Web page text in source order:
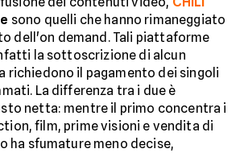
sono quelli che hanno rimaneggiato
dell'on demand. Tali piattaforme
la sottoscrizione di alcun
richiedono il pagamento dei singoli
La differenza tra i due è
netta: mentre il primo concentra i
film, prime visioni e vendita di
ha sfumature meno decise,